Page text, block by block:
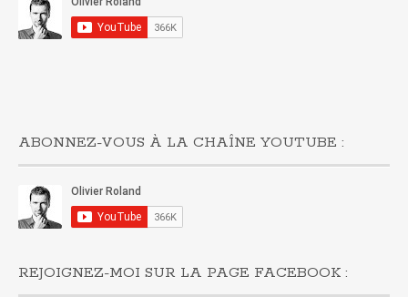
ABONNEZ-VOUS À LA CHAÎNE YOUTUBE :
REJOIGNEZ-MOI SUR LA PAGE FACEBOOK :